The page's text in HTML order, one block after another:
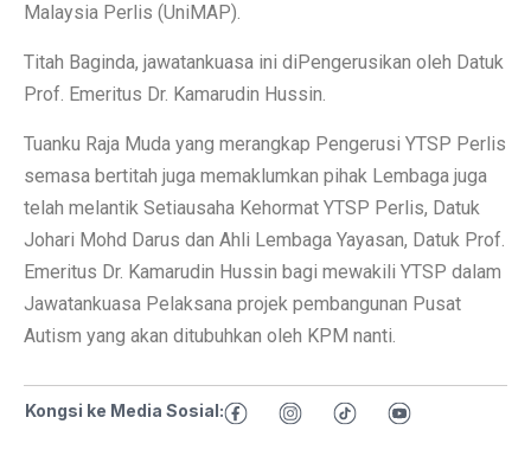
Malaysia Perlis (UniMAP).
Titah Baginda, jawatankuasa ini diPengerusikan oleh Datuk
Prof. Emeritus Dr. Kamarudin Hussin.
Tuanku Raja Muda yang merangkap Pengerusi YTSP Perlis
semasa bertitah juga memaklumkan pihak Lembaga juga
telah melantik Setiausaha Kehormat YTSP Perlis, Datuk
Johari Mohd Darus dan Ahli Lembaga Yayasan, Datuk Prof.
Emeritus Dr. Kamarudin Hussin bagi mewakili YTSP dalam
Jawatankuasa Pelaksana projek pembangunan Pusat
Autism yang akan ditubuhkan oleh KPM nanti.
Kongsi ke Media Sosial: